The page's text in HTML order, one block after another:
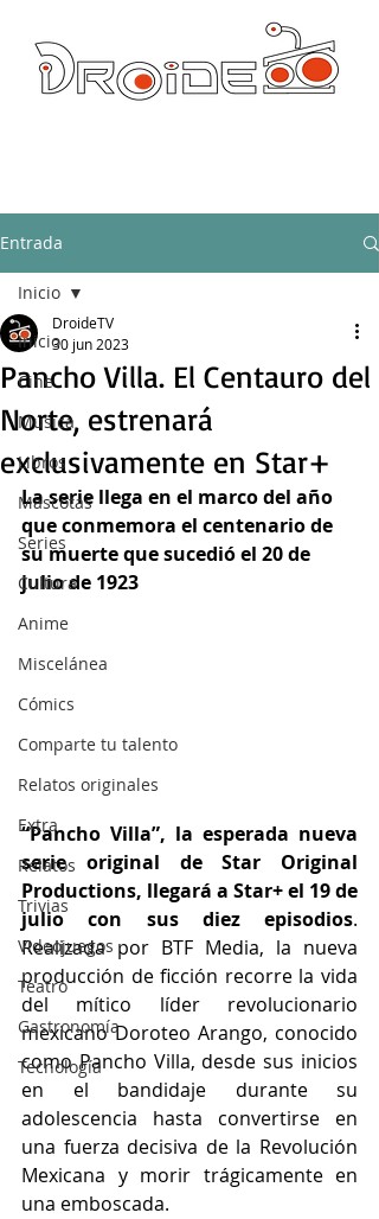
Entrada
Inicio
Cine
Música
Libros
Mascotas
Series
Cultura
Anime
Miscelánea
Cómics
Comparte tu talento
Relatos originales
Extra
Relatos
Trivias
Videojuegos
Teatro
Gastronomía
Tecnología
Inicio
Pancho Villa. El Centauro del
Norte, estrenará
exclusivamente en Star+
DroideTV
30 jun 2023
La serie llega en el marco del año
que conmemora el centenario de
su muerte que sucedió el 20 de
julio de 1923
“Pancho Villa”, la esperada nueva
serie original de Star Original
Productions, llegará a Star+el 19 de
julio con sus diez episodios.
Realizada por BTF Media, la nueva
producción de ficción recorre la vida
del mítico líder revolucionario
mexicano Doroteo Arango, conocido
como Pancho Villa, desde sus inicios
en el bandidaje durante su
adolescencia hasta convertirse en
una fuerza decisiva de la Revolución
Mexicana y morir trágicamente en
una emboscada.